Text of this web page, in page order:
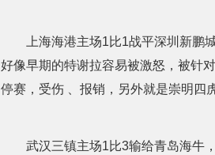
上海海港主场1比1战平深圳新鹏城
好像早期的特谢拉容易被激怒，被针
停赛，受伤 、报销，另外就是崇明四
武汉三镇主场1比3输给青岛海牛，